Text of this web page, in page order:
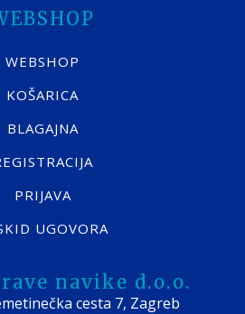
WEBSHOP
KOŠARICA
BLAGAJNA
PRIJAVA
UGOVORA
navike d.o.o.
cesta 7, Zagreb